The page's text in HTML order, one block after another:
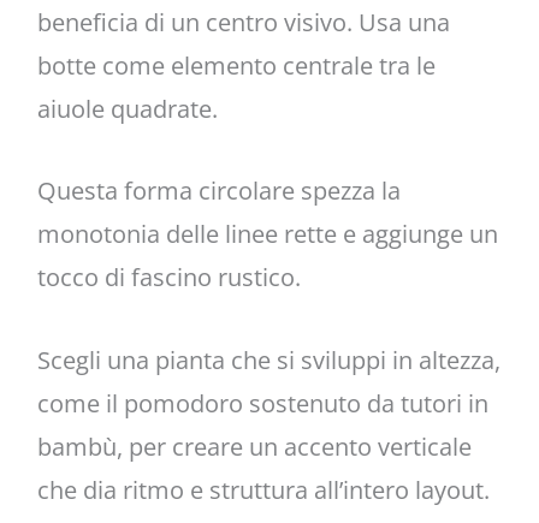
beneficia di un centro visivo. Usa una
botte come elemento centrale tra le
aiuole quadrate.
Questa forma circolare spezza la
monotonia delle linee rette e aggiunge un
tocco di fascino rustico.
Scegli una pianta che si sviluppi in altezza,
come il pomodoro sostenuto da tutori in
bambù, per creare un accento verticale
che dia ritmo e struttura all’intero layout.